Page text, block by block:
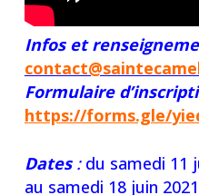
Infos et
Formulaire
https://forms.gle/
Dates: du samedi 11
au samedi 18 juin